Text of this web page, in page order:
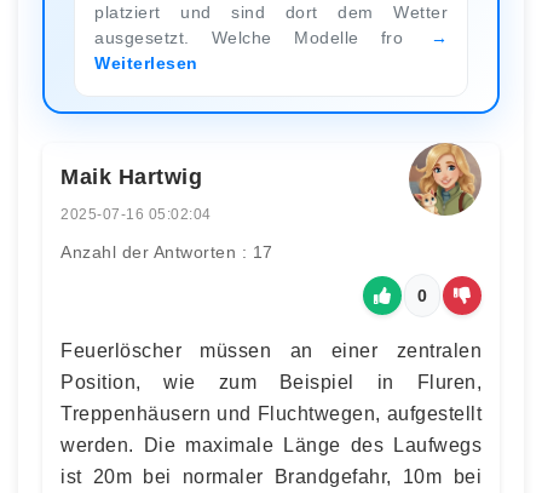
platziert und sind dort dem Wetter
ausgesetzt. Welche Modelle fro
Weiterlesen
Maik Hartwig
2025-07-16 05:02:04
Anzahl der Antworten : 17
0
Feuerlöscher müssen an einer zentralen
Position, wie zum Beispiel in Fluren,
Treppenhäusern und Fluchtwegen, aufgestellt
werden. Die maximale Länge des Laufwegs
ist 20m bei normaler Brandgefahr, 10m bei